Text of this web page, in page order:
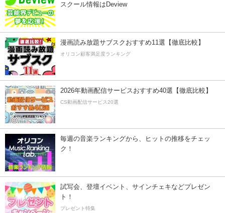
スクール情報はDeview
漫画読み放題サブスクおすすめ11選【徹底比較】
オリコン顧客満足度ランキング
2026年動画配信サービスおすすめ40選【徹底比較】
CS動画配信サービス20選
毎週の音楽ランキングから、ヒットの推移をチェッ
ク！
試写会、登壇イベント、サインチェキなどプレゼン
ト！
プレゼント特集